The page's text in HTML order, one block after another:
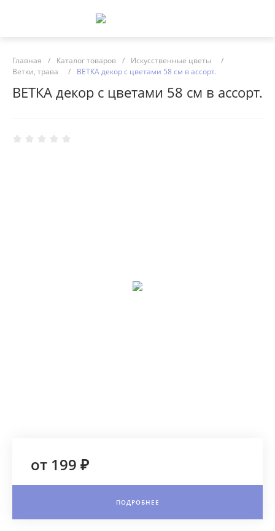
Главная / Каталог товаров / Искусственные цветы
/
Ветки, трава
/ ВЕТКА декор с цветами 58 см в ассорт.
ВЕТКА декор с цветами 58 см в ассорт.
от 199 ₽
ПОДРОБНЕЕ